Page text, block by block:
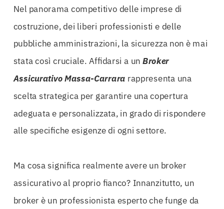
Nel panorama competitivo delle imprese di
costruzione, dei liberi professionisti e delle
pubbliche amministrazioni, la sicurezza non è mai
stata così cruciale. Affidarsi a un Broker
Assicurativo Massa-Carrara rappresenta una
scelta strategica per garantire una copertura
adeguata e personalizzata, in grado di rispondere
alle specifiche esigenze di ogni settore.
Ma cosa significa realmente avere un broker
assicurativo al proprio fianco? Innanzitutto, un
broker è un professionista esperto che funge da